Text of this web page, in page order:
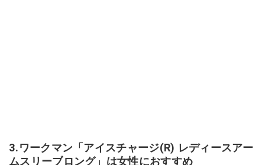
3.ワークマン「アイスチャージ(R) レディースアー
ムスリーブロング」は女性におすすめ